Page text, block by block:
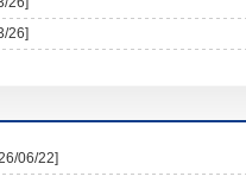
26]
06/22]